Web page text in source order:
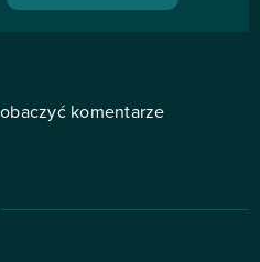
komentarze